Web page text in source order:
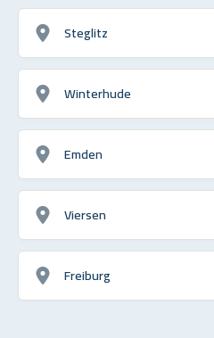
Steglitz
Winterhude
Emden
Viersen
Freiburg